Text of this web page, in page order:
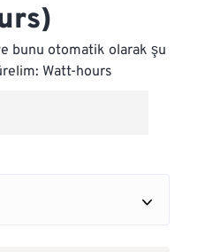
bunu otomatik olarak şu
Watt-hours